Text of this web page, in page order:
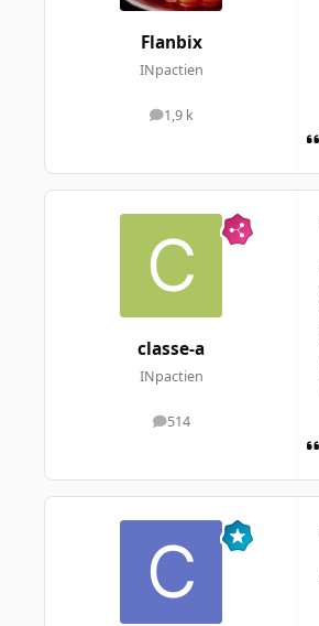
Flanbix
INpactien
1,9 k
messages
classe-a
INpactien
514
messages